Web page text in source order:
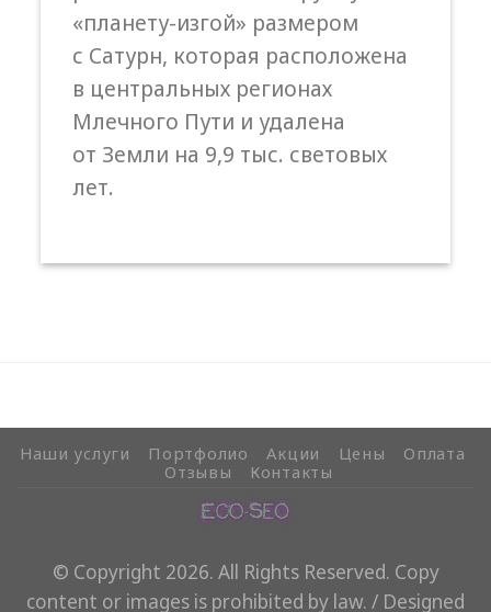
«планету-изгой» размером
с Сатурн, которая расположена
в центральных регионах
Млечного Пути и удалена
от Земли на 9,9 тыс. световых
лет.
Наши услуги Портфолио Акции Цены
Оплата
Отзывы
Контакты
© Copyright 2026. All Rights Reserved. Copy
content or images is prohibited by law. / Designed